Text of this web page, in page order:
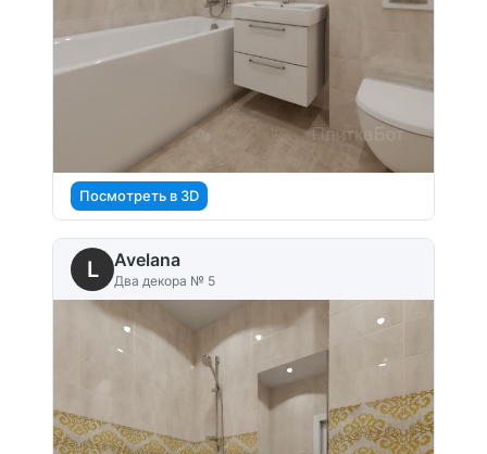
Посмотреть в 3D
L Avelana
Два декора № 5